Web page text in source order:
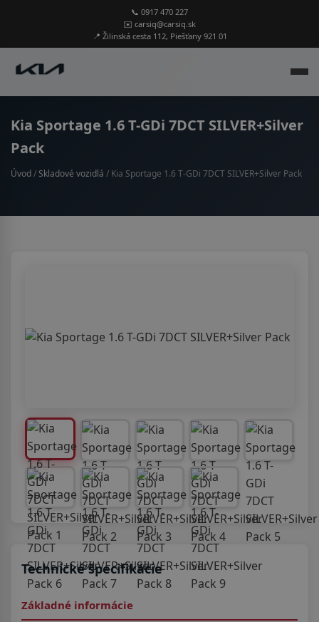
📞 0917 470 227
✉️ carsiq@carsiq.sk
📍 Žilinská cesta 112, Piešťany 921 01
Kia Sportage 1.6 T-GDi 7DCT SILVER+Silver
Pack
Úvod/Skladové vozidlá / Kia Sportage 1.6 T-GDi 7DCT SILVER+Silver Pack
Technické špecifikácie
Základné informácie